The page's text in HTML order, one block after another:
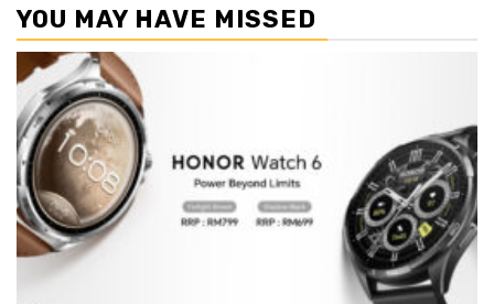
YOU MAY HAVE MISSED